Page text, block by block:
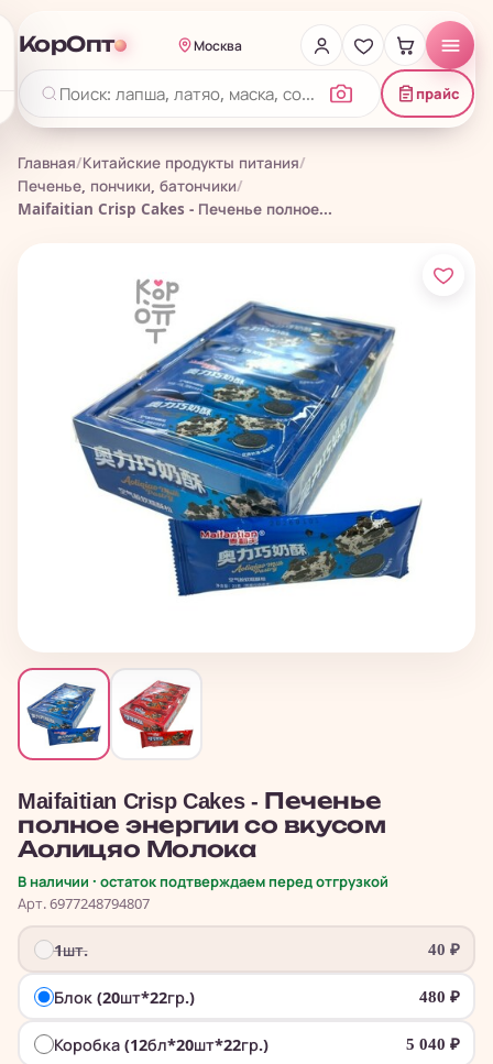
КорОпт Москва
прайс
Главная/Китайские продукты питания/
Печенье, пончики, батончики/
Maifaitian Crisp Cakes - Печенье полное...
Maifaitian Crisp Cakes - Печенье
полное энергии со вкусом
Аолицяо Молока
В наличии · остаток подтверждаем перед отгрузкой
Арт. 6977248794807
1шт. 40 ₽
Блок (20шт*22гр.) 480 ₽
Коробка (12бл*20шт*22гр.) 5 040 ₽